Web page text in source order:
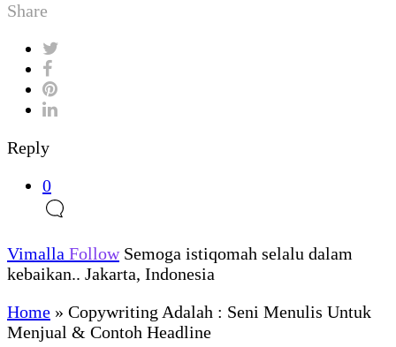
Share
Reply
0
Vimalla Follow Semoga istiqomah selalu dalam
kebaikan.. Jakarta, Indonesia
Home » Copywriting Adalah : Seni Menulis Untuk
Menjual & Contoh Headline